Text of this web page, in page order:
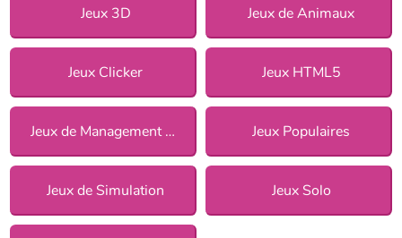
Jeux 3D Jeux de Animaux
Jeux Clicker Jeux HTML5
Jeux de Management pour Filles Jeux Populaires
Jeux de Simulation Jeux Solo